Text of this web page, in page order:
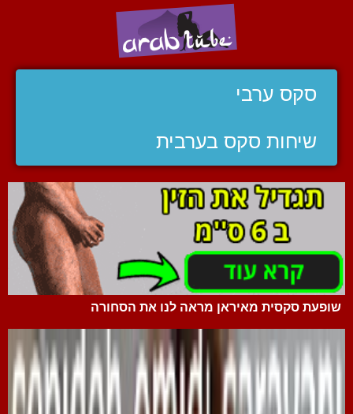
סקס ערבי
שיחות סקס בערבית
שופעת סקסית מאיראן מראה לנו את הסחורה